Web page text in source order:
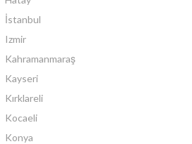
İstanbul
Izmir
Kahramanmaraş
Kayseri
Kırklareli
Kocaeli
Konya